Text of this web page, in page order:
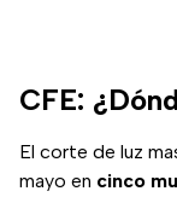
CFE:
El corte de luz
mayo en cinco